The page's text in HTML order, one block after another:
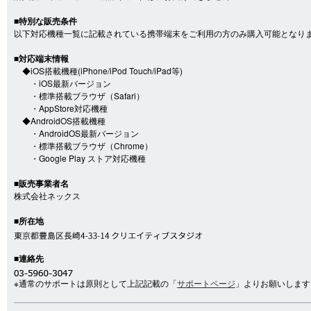
■特別な販売条件
以下対応機種一覧に記載されている携帯端末をご利用の方のみ購入可能となり
■対応端末情報
◆iOS搭載機種(iPhone/iPod Touch/iPad等)
・iOS最新バージョン
・標準搭載ブラウザ（Safari）
・AppStore対応機種
◆AndroidOS搭載機種
・AndroidOS最新バージョン
・標準搭載ブラウザ（Chrome）
・Google Play ストア対応機種
■販売事業者名
株式会社ネックス
■所在地
■連絡先
※通常のサポートは原則として上記記載の「サポートページ 」よりお願いします